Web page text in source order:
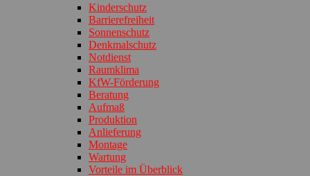
Kinderschutz
Barrierefreiheit
Sonnenschutz
Denkmalschutz
Notdienst
Raumklima
KfW-Förderung
Beratung
Aufmaß
Produktion
Anlieferung
Montage
Wartung
Vorteile im Überblick